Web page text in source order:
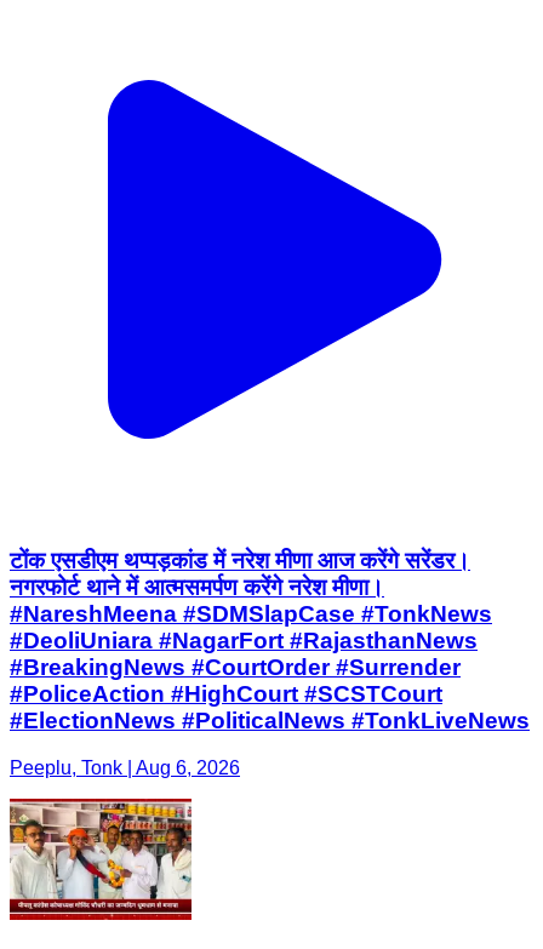
टोंक एसडीएम थप्पड़कांड में नरेश मीणा आज करेंगे सरेंडर।
नगरफोर्ट थाने में आत्मसमर्पण करेंगे नरेश मीणा।
#NareshMeena #SDMSlapCase #TonkNews
#DeoliUniara #NagarFort #RajasthanNews
#BreakingNews #CourtOrder #Surrender
#PoliceAction #HighCourt #SCSTCourt
#ElectionNews #PoliticalNews #TonkLiveNews
Peeplu, Tonk | Aug 6, 2026